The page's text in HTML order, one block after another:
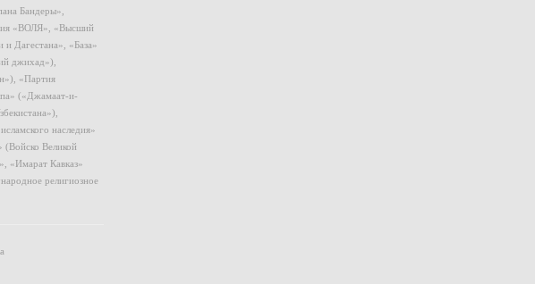
Бандеры»,
«ВОЛЯ», «Высший
Дагестана», «База»
джихад»),
«Партия
(«Джамаат-и-
наследия»
Великой
«Имарат Кавказ»
религиозное